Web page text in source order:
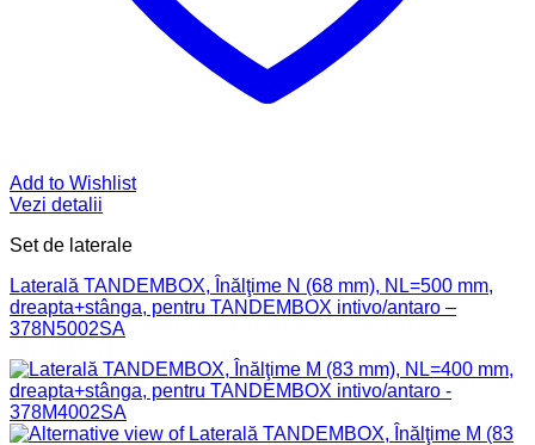
Add to Wishlist
Vezi detalii
Set de laterale
Laterală TANDEMBOX, Înălţime N (68 mm), NL=500 mm,
dreapta+stânga, pentru TANDEMBOX intivo/antaro –
378N5002SA